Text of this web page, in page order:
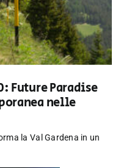
Future Paradise
nelle
la Val Gardena in un